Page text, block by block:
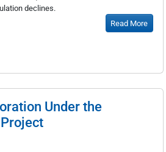
declines.
Read More
Under the